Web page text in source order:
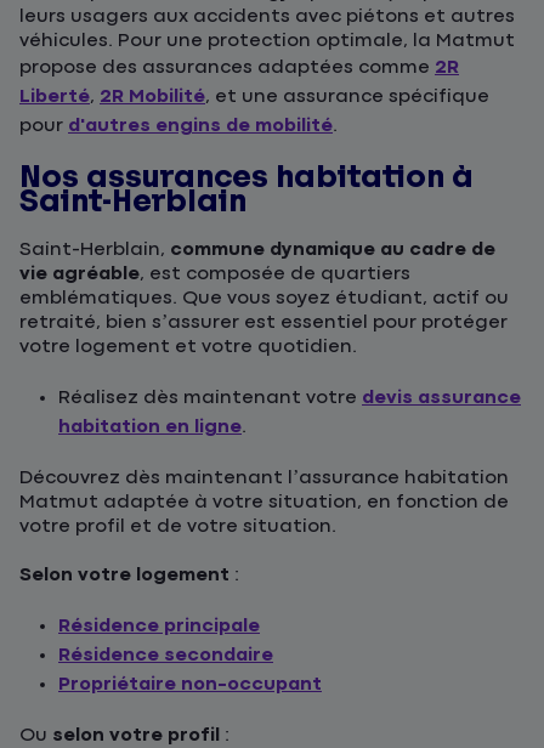
leurs usagers aux accidents avec piétons et autres
véhicules. Pour une protection optimale, la Matmut
propose des assurances adaptées comme 2R
Liberté, 2R Mobilité, et une assurance spécifique
pour d'autres engins de mobilité.
Nos assurances habitation à
Saint-Herblain
Saint-Herblain, commune dynamique au cadre de
vie agréable, est composée de quartiers
emblématiques. Que vous soyez étudiant, actif ou
retraité, bien s’assurer est essentiel pour protéger
votre logement et votre quotidien.
Réalisez dès maintenant votre devis assurance
habitation en ligne.
Découvrez dès maintenant l’assurance habitation
Matmut adaptée à votre situation, en fonction de
votre profil et de votre situation.
Selon votre logement :
Résidence principale
Résidence secondaire
Propriétaire non-occupant
Ou selon votre profil :